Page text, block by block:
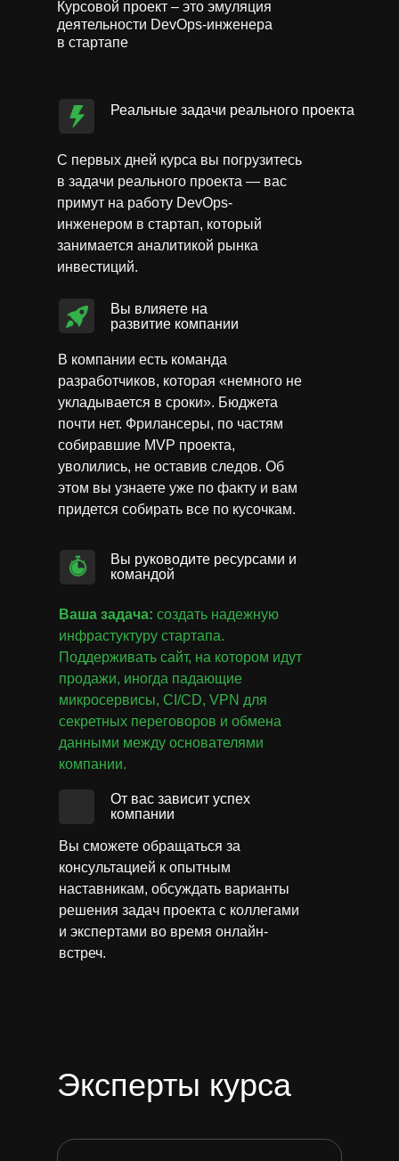
С первых дней курса вы погрузитесь
в задачи реального проекта — вас
примут на работу DevOps-
инженером в стартап, который
занимается аналитикой рынка
инвестиций.
В компании есть команда
разработчиков, которая «немного не
укладывается в сроки». Бюджета
почти нет. Фрилансеры, по частям
собиравшие MVP проекта,
уволились, не оставив следов. Об
этом вы узнаете уже по факту и вам
придется собирать все по кусочкам.
Курсовой проект – это эмуляция
деятельности DevOps-инженера
в стартапе
Ваша задача: создать надежную
инфрастуктуру стартапа.
Поддерживать сайт, на котором идут
продажи, иногда падающие
микросервисы, CI/CD, VPN для
секретных переговоров и обмена
данными между основателями
компании.
Вы сможете обращаться за
консультацией к опытным
наставникам, обсуждать варианты
решения задач проекта с коллегами
и экспертами во время онлайн-
встреч.
Реальные задачи реального проекта
Вы влияете на
развитие компании
Вы руководите ресурсами и
командой
От вас зависит успех
компании
Эксперты курса